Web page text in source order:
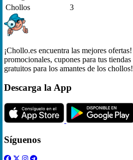
Chollos
3
¡Chollo.es encuentra las mejores
promocionales, cupones para tus
gratuitos para los amantes de los chollos!
Descarga la App
Síguenos